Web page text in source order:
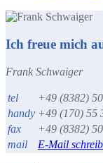
Ich freue mich
Frank Schwaiger
tel
+49 (8382)
handy +49 (170) 55
fax
+49 (8382)
mail
E-Mail